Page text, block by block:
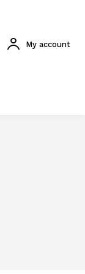
My account